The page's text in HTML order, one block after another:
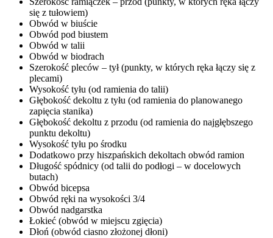
się z tułowiem)
Obwód w biuście
Obwód pod biustem
Obwód w talii
Obwód w biodrach
Szerokość pleców – tył(punkty, w których ręka łączy się z
plecami)
Wysokość tyłu (od ramienia do talii)
Głębokość dekoltu z tyłu (od ramienia do planowanego
zapięcia stanika)
Głębokość dekoltu z przodu (od ramienia do najgłębszego
punktu dekoltu)
Wysokość tyłu po środku
Dodatkowo przy hiszpańskich dekoltach obwód ramion
Długość spódnicy (od talii do podłogi – w docelowych
butach)
Obwód bicepsa
Obwód ręki na wysokości 3/4
Obwód nadgarstka
Łokieć (obwód w miejscu zgięcia)
Dłoń (obwód ciasno złożonej dłoni)